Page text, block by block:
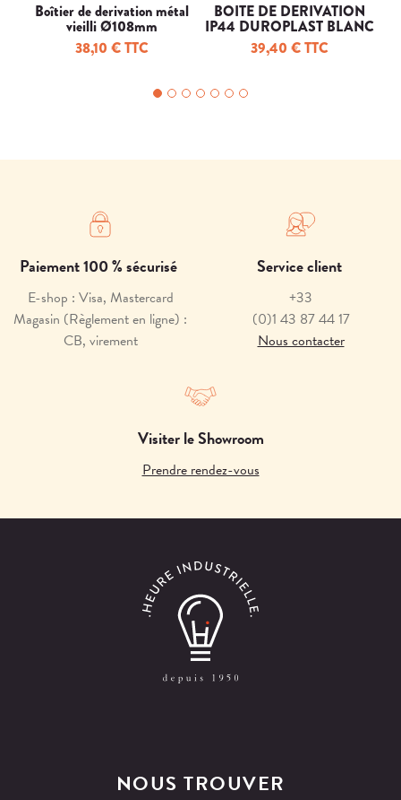
Boîtier de derivation métal
vieilli Ø108mm
38,10 € TTC
BOITE DE DERIVATION
IP44 DUROPLAST BLANC
CARREE
39,40 € TTC
Paiement 100 % sécurisé
E-shop : Visa, Mastercard
Magasin (Règlement en ligne) :
CB, virement
Service client
+33
(0)1 43 87 44 17
Nous contacter
Visiter le Showroom
Prendre rendez-vous
NOUS TROUVER